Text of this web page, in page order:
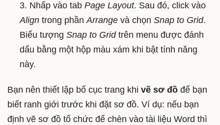
3. Nhấp vào tab Page Layout. Sau đó, click vào
Align trong phầnArrange và chọn Snap to Grid.
Biểu tượng Snap to Gridtrên menu được đánh
dấu bằng một hộp màu xám khi bật tính năng
này.
Bạn nên thiết lập bố cục trang khi vẽ sơ đồ để bạn
biết ranh giới trước khi đặt sơ đồ. Ví dụ: nếu bạn
định vẽ sơ đồ tổ chức để chèn vào tài liệu Word thì